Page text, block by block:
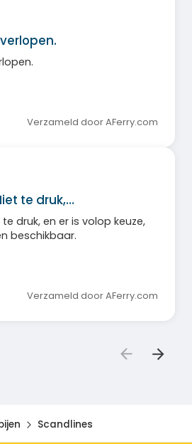
Verzameld door AFerry.com
te druk,…
druk, en er is volop keuze,
beschikbaar.
Verzameld door AFerry.com
Scandlines